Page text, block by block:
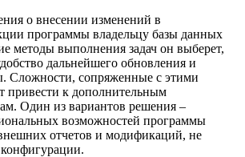
о внесении изменений в
программы владельцу базы данных
методы выполнения задач он выберет,
дальнейшего обновления и
Сложности, сопряженные с этими
привести к дополнительным
Один из вариантов решения –
возможностей программы
отчетов и модификаций, не
конфигурации.